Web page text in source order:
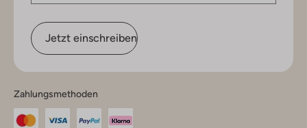
Jetzt einschreiben
Zahlungsmethoden